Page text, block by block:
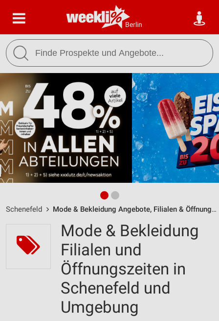
Berlin
Schenefeld Mode & Bekleidung Angebote, Filialen & Öffnungszeiten
Mode & Bekleidung
Filialen und
Öffnungszeiten in
Schenefeld und
Umgebung